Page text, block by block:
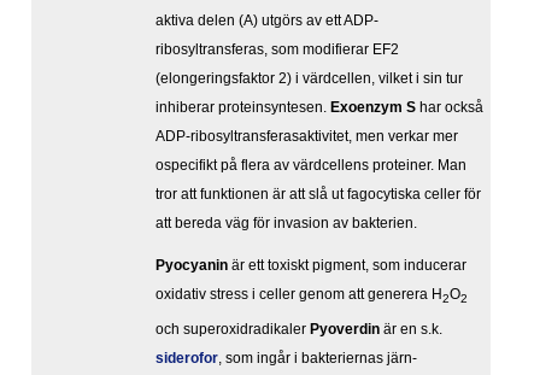
aktiva delen (A) utgörs av ett ADP-
ribosyltransferas, som modifierar EF2
(elongeringsfaktor 2) i värdcellen, vilket i sin tur
inhiberar proteinsyntesen.
Exoenzym S har också
ADP-ribosyltransferasaktivitet, men verkar mer
ospecifikt på flera av värdcellens proteiner. Man
tror att funktionen är att slå ut fagocytiska celler för
att bereda väg för invasion av bakterien.
Pyocyanin är ett toxiskt pigment, som inducerar
oxidativ stress i celler genom att generera H2O2
och superoxidradikaler Pyoverdin är en s.k.
siderofor , som ingår i bakteriernas järn-